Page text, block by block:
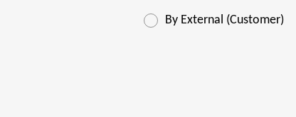
By External (Customer)